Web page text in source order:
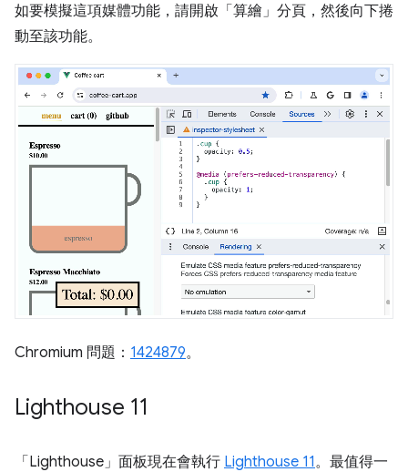
如要模擬這項媒體功能，請開啟「算繪」 分頁，然後向下捲
動至該功能。
Chromium 問題： 1424879。
Lighthouse 11
「Lighthouse」 面板現在會執行 Lighthouse 11。最值得一